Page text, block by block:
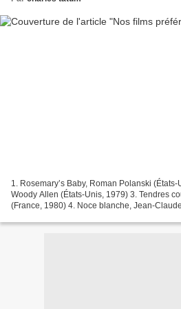
1. Rosemary’s Baby, Roman Polanski (États-
Woody Allen (États-Unis, 1979) 3. Tendres
(France, 1980) 4. Noce blanche, Jean-